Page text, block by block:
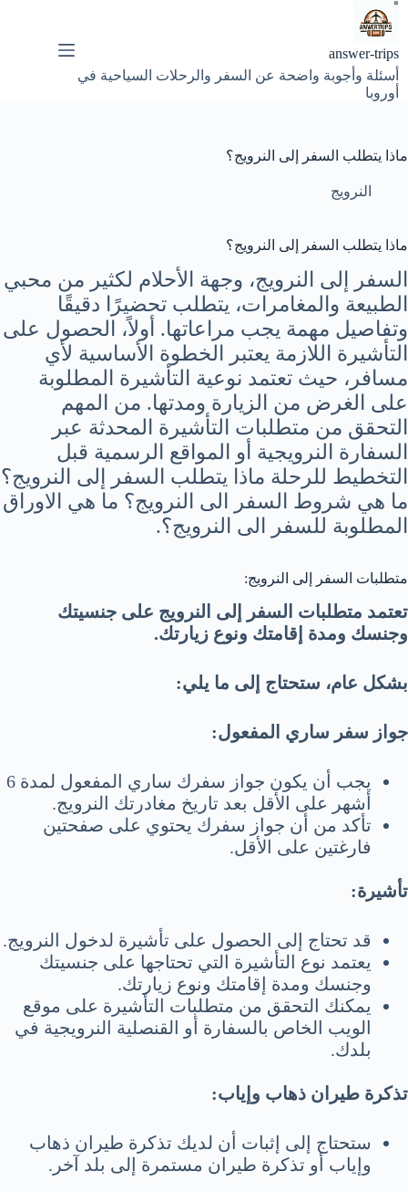
التجاوز
إلى
answer-trips
أسئلة وأجوبة واضحة عن السفر والرحلات السياحية في
أوروبا
ماذا يتطلب السفر إلى النرويج؟
النرويج
ماذا يتطلب السفر إلى النرويج؟
السفر إلى النرويج، وجهة الأحلام لكثير من محبي
الطبيعة والمغامرات، يتطلب تحضيرًا دقيقًا
وتفاصيل مهمة يجب مراعاتها. أولاً، الحصول على
التأشيرة اللازمة يعتبر الخطوة الأساسية لأي
مسافر، حيث تعتمد نوعية التأشيرة المطلوبة
على الغرض من الزيارة ومدتها. من المهم
التحقق من متطلبات التأشيرة المحدثة عبر
السفارة النرويجية أو المواقع الرسمية قبل
التخطيط للرحلة ماذا يتطلب السفر إلى النرويج؟
ما هي شروط السفر الى النرويج؟ ما هي الاوراق
المطلوبة للسفر الى النرويج؟.
متطلبات السفر إلى النرويج:
تعتمد متطلبات السفر إلى النرويج على جنسيتك
وجنسك ومدة إقامتك ونوع زيارتك.
بشكل عام، ستحتاج إلى ما يلي:
جواز سفر ساري المفعول:
يجب أن يكون جواز سفرك ساري المفعول لمدة 6
أشهر على الأقل بعد تاريخ مغادرتك النرويج.
تأكد من أن جواز سفرك يحتوي على صفحتين
فارغتين على الأقل.
تأشيرة:
قد تحتاج إلى الحصول على تأشيرة لدخول النرويج.
يعتمد نوع التأشيرة التي تحتاجها على جنسيتك
وجنسك ومدة إقامتك ونوع زيارتك.
يمكنك التحقق من متطلبات التأشيرة على موقع
الويب الخاص بالسفارة أو القنصلية النرويجية في
بلدك.
تذكرة طيران ذهاب وإياب:
ستحتاج إلى إثبات أن لديك تذكرة طيران ذهاب
وإياب أو تذكرة طيران مستمرة إلى بلد آخر.